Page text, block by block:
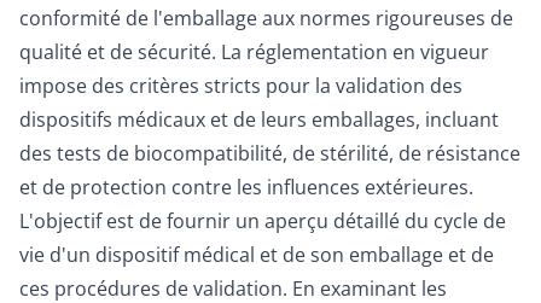
conformité de l'emballage aux normes rigoureuses de
qualité et de sécurité. La réglementation en vigueur
impose des critères stricts pour la validation des
dispositifs médicaux et de leurs emballages, incluant
des tests de biocompatibilité, de stérilité, de résistance
et de protection contre les influences extérieures.
L'objectif est de fournir un aperçu détaillé du cycle de
vie d'un dispositif médical et de son emballage et de
ces procédures de validation. En examinant les